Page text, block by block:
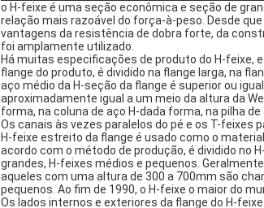
o H-feixe é uma seção econômica e seção de
relação mais razoável do força-à-peso. Desde
vantagens da resistência de dobra forte, da
foi amplamente utilizado.
Há muitas especificações de produto do H-feixe,
flange do produto, é dividido na flange larga, na
aço médio da H-seção da flange é superior ou
aproximadamente igual a um meio da altura da
forma, na coluna de aço H-dada forma, na pilha
Os canais às vezes paralelos do pé e os T-feixes
H-feixe estreito da flange é usado como o
acordo com o método de produção, é dividido no
grandes, H-feixes médios e pequenos.
aqueles com uma altura de 300 a 700mm são
pequenos. Ao fim de 1990, o H-feixe o maior do
Os lados internos e exteriores da flange do H-